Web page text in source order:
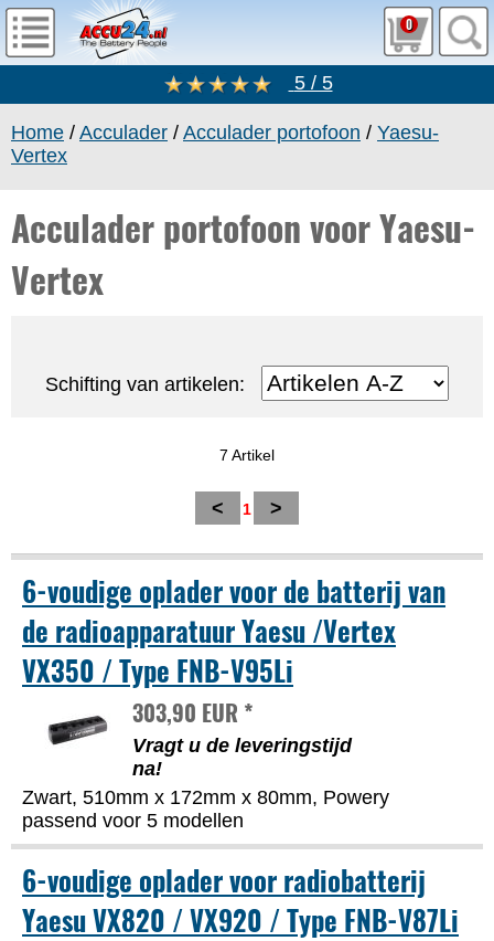
0
5 / 5
Home / Acculader / Acculader portofoon / Yaesu-
Vertex
Acculader portofoon voor Yaesu-
Vertex
Schifting van artikelen:
7 Artikel
< 1 >
6-voudige oplader voor de batterij van
de radioapparatuur Yaesu /Vertex
VX350 / Type FNB-V95Li
303,90 EUR *
Vragt u de leveringstijd
na!
Zwart, 510mm x 172mm x 80mm, Powery
passend voor 5 modellen
6-voudige oplader voor radiobatterij
Yaesu VX820 / VX920 / Type FNB-V87Li